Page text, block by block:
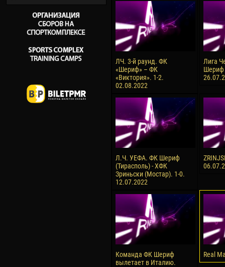
ЛЧ. 3-й раунд. ФК
«Шериф» – ФК
«Виктория». 1-2.
02.08.2022
Лига
Шериф
Л.Ч. УЕФА. ФК Шериф
(Тирасполь) - ХФК
Зриньски (Мостар). 1-0.
12.07.2022
Команда ФК Шериф
вылетает в Италию.
Real